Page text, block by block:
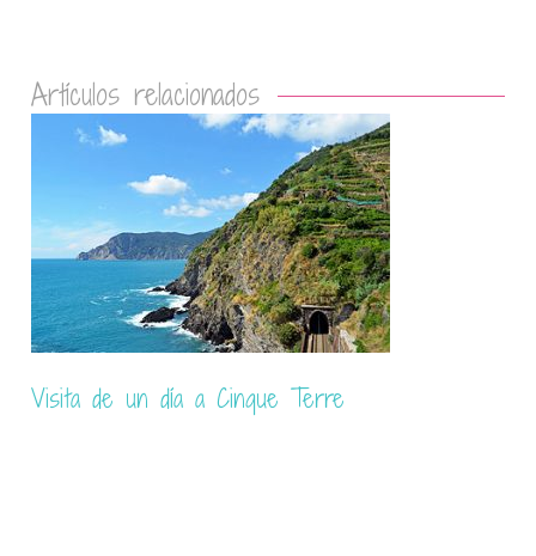
Artículos relacionados
San Petersburgo: monumental y humana al